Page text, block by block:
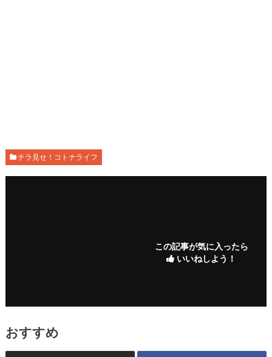
チラ見せ！コトナライフ
この記事が気に入ったら
いいねしよう！
おすすめ